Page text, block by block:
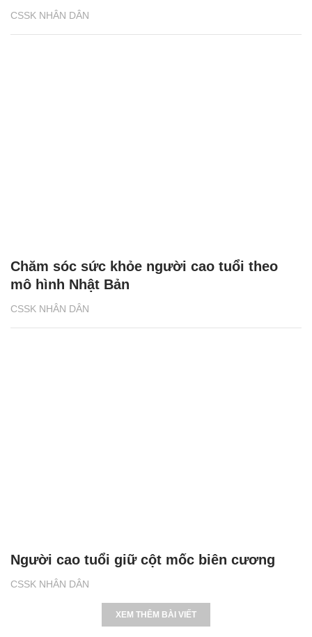
CSSK NHÂN DÂN
CSSK NHÂN DÂN
Chăm sóc sức khỏe người cao tuổi theo
mô hình Nhật Bản
CSSK NHÂN DÂN
Người cao tuổi giữ cột mốc biên cương
XEM THÊM BÀI VIẾT